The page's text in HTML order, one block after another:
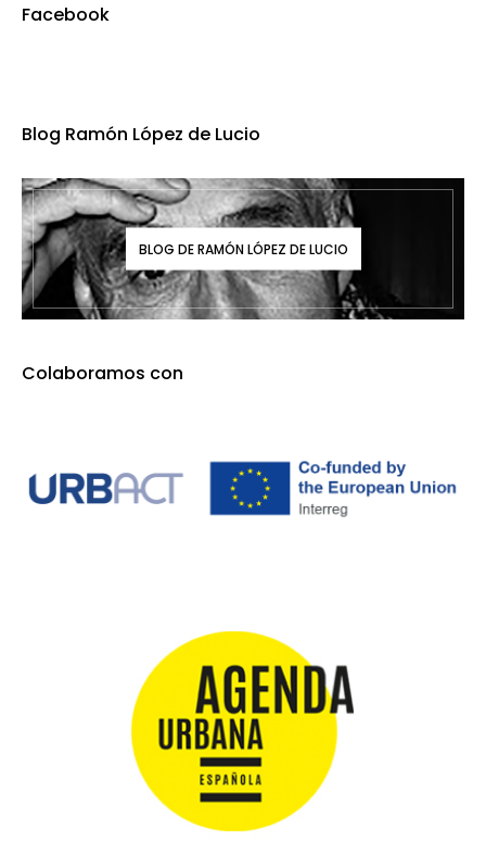
Facebook
Blog Ramón López de Lucio
BLOG DE RAMÓN LÓPEZ DE LUCIO
Colaboramos con